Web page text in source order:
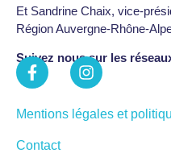
Et Sandrine Chaix, vice-
Région Auvergne-Rhône-
Suivez nous sur les
Mentions légales et
Contact